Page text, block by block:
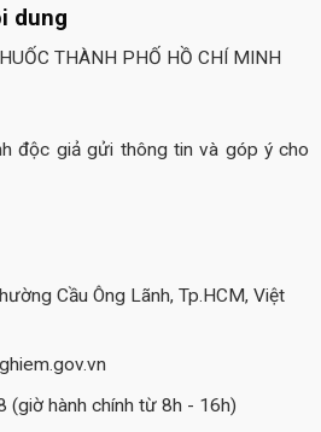
dung
THÀNH PHỐ HỒ CHÍ MINH
độc giả gửi thông tin và góp ý cho
Cầu Ông Lãnh, Tp.HCM, Việt
(giờ hành chính từ 8h - 16h)